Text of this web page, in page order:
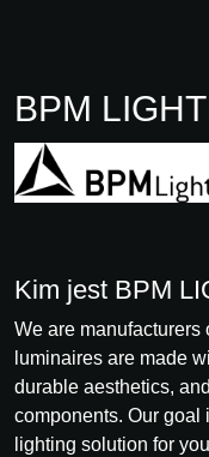
BPM
Kim jest BPM
We are manufacturers
luminaires are made
durable aesthetics,
components. Our goal
lighting solution for